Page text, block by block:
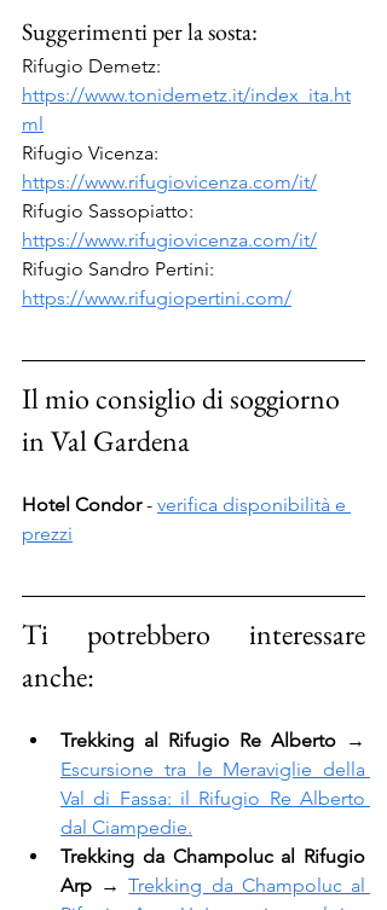
Suggerimenti per la sosta:
Rifugio Demetz:
https://www.tonidemetz.it/index_ita.ht
ml
Rifugio Vicenza:
https://www.rifugiovicenza.com/it/
Rifugio Sassopiatto:
https://www.rifugiovicenza.com/it/
Rifugio Sandro Pertini:
https://www.rifugiopertini.com/
Il mio consiglio di soggiorno
in Val Gardena
Hotel Condor - verifica disponibilità e
prezzi
Ti potrebbero interessare
anche:
Trekking al Rifugio Re Alberto →
Escursione tra le Meraviglie della
Val di Fassa: il Rifugio Re Alberto
dal Ciampedie.
Trekking da Champoluc al Rifugio
Arp → Trekking da Champoluc al